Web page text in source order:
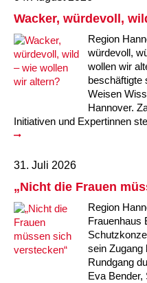
Familienzentrum
Kindertagesstätte
Familienzentrum
Kindertagesstätte
Kindertagesstätte
Kindertagesstätte
Kindertagesstätte
Kindertagesstätte
Familienzentrum
Kindertagesstätte
“Mäuseburg” /
Kindertagesstätte
Kindertagesstätte
Offene Sprach-
Familienzentrum
Kindertagesstätte
Kindertagesstätte
Familienzentrum
Wacker, würdevoll,
Region
würdevoll,
wollen wir
beschäftigte
Weisen
Hannover.
Initiativen und Expertinnen
31. Juli 2026
„Nicht die Frauen
Region
Frauenhaus
sein Zugang
Rundgang
Eva Bender,